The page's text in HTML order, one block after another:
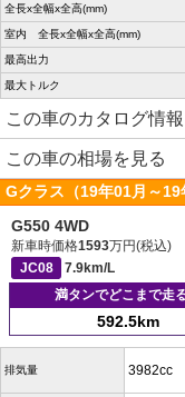
全長x全幅x全高(mm)
室内 全長x全幅x全高(mm)
最高出力
最大トルク
この車のカタログ情
この車の相場を見る
Gクラス（19年01月～
G550 4WD
新車時価格1593万円(税込)
JC08
7.9km/L
満タンでどこまで走
592.5km
排気量 3982cc